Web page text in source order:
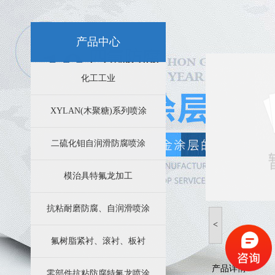
苏州特氟龙喷涂后表面容易脱皮是怎么回事？
苏州特氟龙喷涂后的不粘性能分析
苏州特氟龙喷涂效果的影响因素
苏州四氟防腐科技有限公司业务简介
特氟龙涂层加工效果好的效果主要因素都有哪些方面
产品中心
化工工业
XYLAN(木聚糖)系列喷涂
二硫化钼自润滑防腐喷涂
模治具特氟龙加工
抗粘耐磨防腐、自润滑喷涂
氟树脂紧衬、滚衬、板衬
<
产品详情